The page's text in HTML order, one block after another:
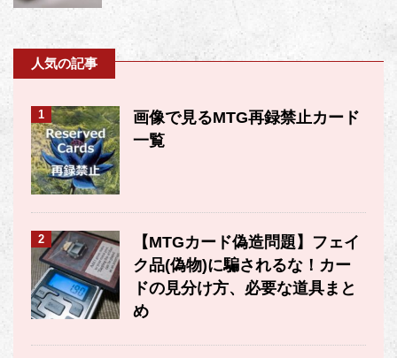
人気の記事
1
画像で見るMTG再録禁止カード
一覧
2
【MTGカード偽造問題】フェイ
ク品(偽物)に騙されるな！カー
ドの見分け方、必要な道具まと
め